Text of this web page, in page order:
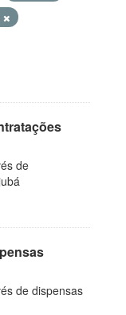
de
de dispensas